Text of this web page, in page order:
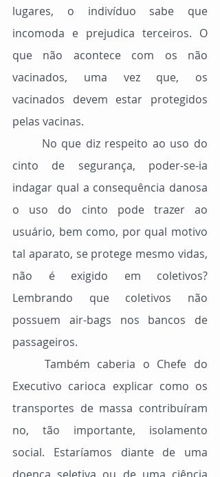
lugares, o indivíduo sabe que
incomoda e prejudica terceiros. O
que não acontece com os não
vacinados, uma vez que, os
vacinados devem estar protegidos
pelas vacinas.
cinto de segurança, poder-se-ia
indagar qual a consequência danosa
o uso do cinto pode trazer ao
usuário, bem como, por qual motivo
tal aparato, se protege mesmo vidas,
não é exigido em coletivos?
Lembrando que coletivos não
possuem air-bags nos bancos de
passageiros.
Executivo carioca explicar como os
transportes de massa contribuíram
no, tão importante, isolamento
social. Estaríamos diante de uma